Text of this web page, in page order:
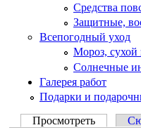
Средства
Защитные,
Всепогодный уход
Мороз, сухой
Солнечные
Галерея работ
Подарки и
Просмотреть